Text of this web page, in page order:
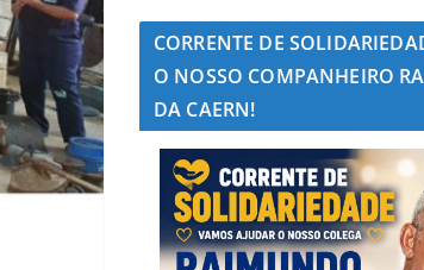
CORRENTE DE
O NOSSO COMPANHEIRO
DA CAERN!